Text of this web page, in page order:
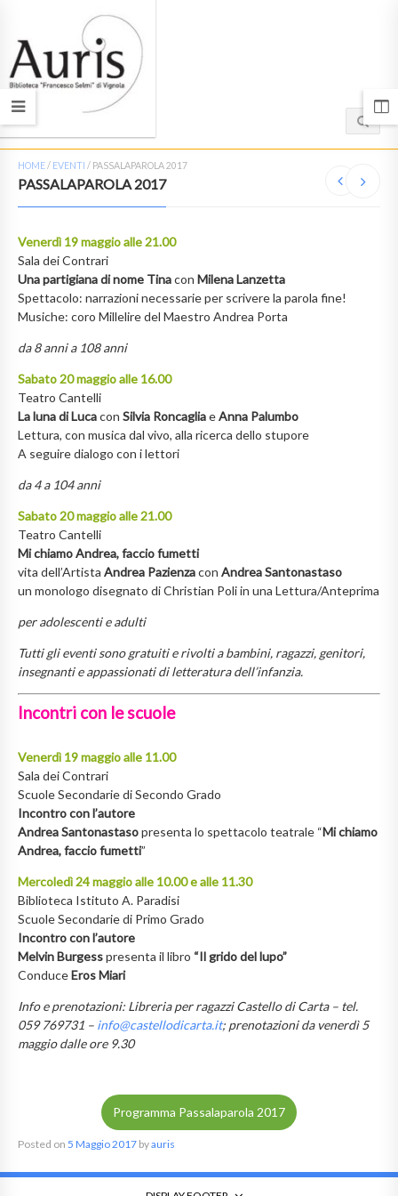
HOME/ EVENTI / PASSALAPAROLA 2017
PASSALAPAROLA 2017
Venerdì 19 maggio alle 21.00
Sala dei Contrari
Una partigiana di nome Tinacon Milena Lanzetta
Spettacolo: narrazioni necessarie per scrivere la parola fine!
Musiche: coro Millelire del Maestro Andrea Porta
da 8 anni a 108 anni
Sabato 20 maggio alle 16.00
Teatro Cantelli
La luna di Lucacon Silvia RoncagliaeAnna Palumbo
Lettura, con musica dal vivo, alla ricerca dello stupore
A seguire dialogo con i lettori
da 4a 104 anni
Sabato 20 maggio alle 21.00
Teatro Cantelli
Mi chiamo Andrea, faccio fumetti
vita dell’Artista Andrea Pazienzacon Andrea Santonastaso
un monologo disegnato di Christian Poli in una Lettura/Anteprima
per adolescenti e adulti
Tutti gli eventi sono gratuiti e rivolti a bambini, ragazzi, genitori,
insegnanti e appassionati di letteratura dell’infanzia.
Incontri con le scuole
Venerdì 19 maggio alle 11.00
Sala dei Contrari
Scuole Secondarie di Secondo Grado
Incontro con l’autore
Andrea Santonastasopresenta lo spettacolo teatrale “Mi chiamo
Andrea, faccio fumetti”
Mercoledì 24 maggio alle 10.00 e alle 11.30
Biblioteca Istituto A. Paradisi
Scuole Secondarie di Primo Grado
Incontro con l’autore
Melvin Burgesspresenta il libro “Il grido del lupo”
ConduceEros Miari
Info e prenotazioni: Libreria per ragazzi Castello di Carta – tel.
059 769731 – info@castellodicarta.it; prenotazioni da venerdì 5
maggio dalle ore 9.30
Programma Passalaparola 2017
Posted on 5 Maggio 2017 byauris